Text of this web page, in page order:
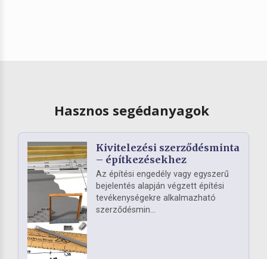
Hasznos segédanyagok
Kivitelezési szerződésminta
– építkezésekhez
Az építési engedély vagy egyszerű
bejelentés alapján végzett építési
tevékenységekre alkalmazható
szerződésmin...